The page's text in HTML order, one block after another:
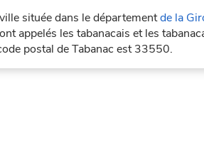
située dans le départementde la
appelés les tabanacais et les
postal de Tabanac est 33550.